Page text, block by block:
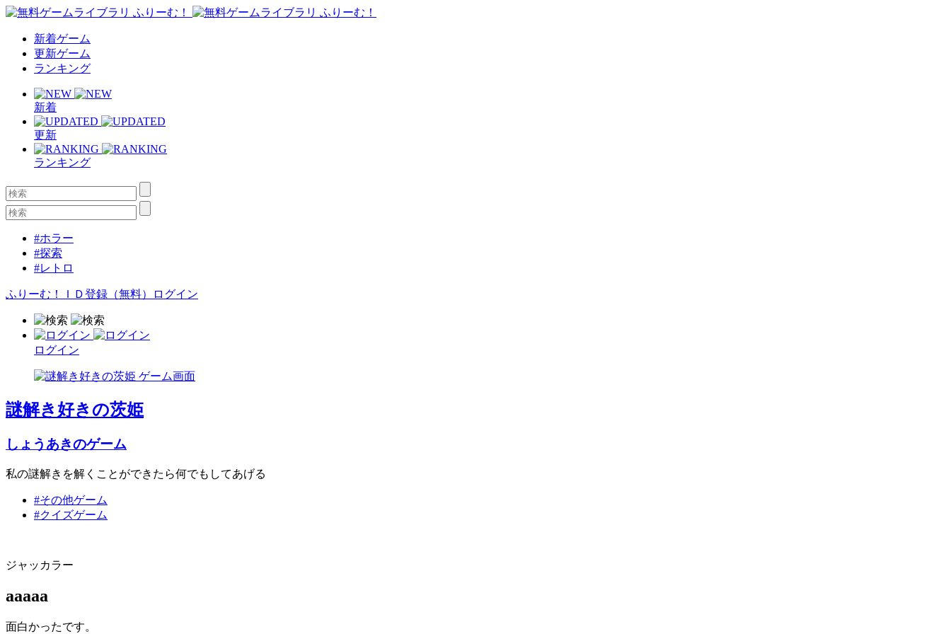
新着ゲーム
更新ゲーム
ランキング
新着
更新
ランキング
#ホラー
#探索
#レトロ
ふりーむ！ＩＤ登録（無料） ログイン
ログイン
謎解き好きの茨姫
しょうあきのゲーム
私の謎解きを解くことができたら何でもしてあげる
#その他ゲーム
#クイズゲーム
ジャッカラー
aaaaa
面白かったです。